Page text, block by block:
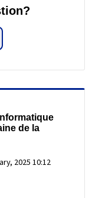
de la
2025 10:12